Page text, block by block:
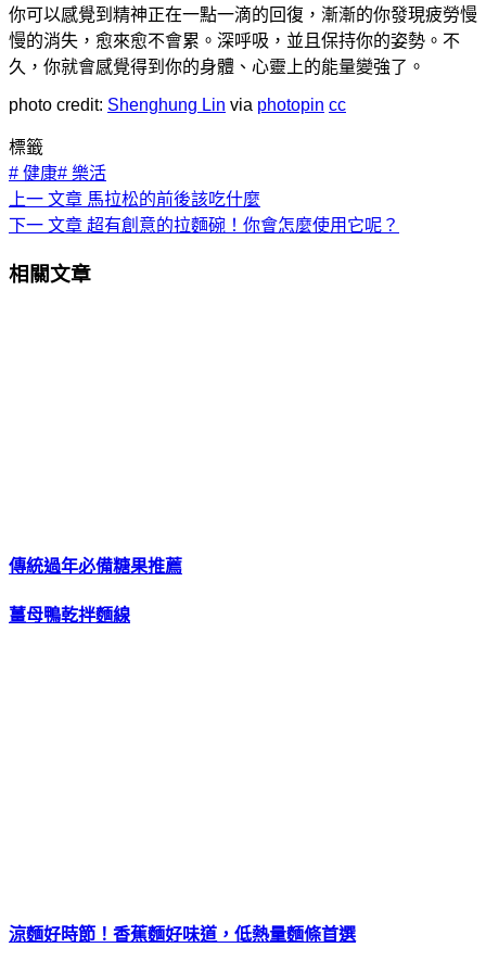
你可以感覺到精神正在一點一滴的回復，漸漸的你發現疲勞慢
慢的消失，愈來愈不會累。深呼吸，並且保持你的姿勢。不
久，你就會感覺得到你的身體、心靈上的能量變強了。
photo credit: Shenghung Lin via photopin cc
標籤
# 健康# 樂活
上一 文章 馬拉松的前後該吃什麼
下一 文章 超有創意的拉麵碗！你會怎麼使用它呢？
相關文章
傳統過年必備糖果推薦
薑母鴨乾拌麵線
涼麵好時節！香蕉麵好味道，低熱量麵條首選